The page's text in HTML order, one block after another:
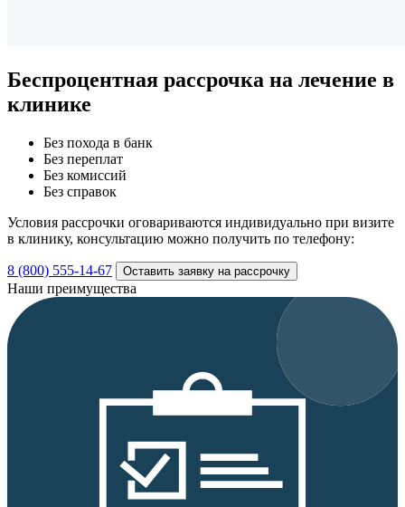
Беспроцентная рассрочка на лечение в
клинике
Без похода в банк
Без переплат
Без комиссий
Без справок
Условия рассрочки оговариваются индивидуально при визите
в клинику, консультацию можно получить по телефону:
8 (800) 555-14-67 Оставить заявку на рассрочку
Наши преимущества